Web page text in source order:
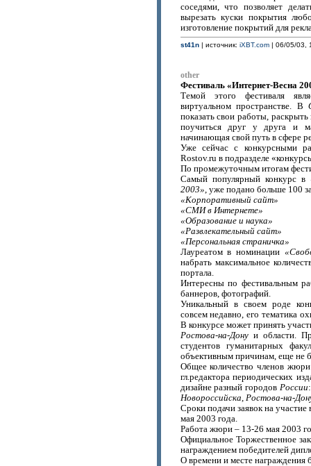
соседями, что позволяет
вырезать куски покрытия
изготовление покрытий для
st41n| источник: iXBT.com| 06/05/03,
other
Фестиваль «Интернет-Весна
Темой этого фестиваля
виртуальном пространстве. В
показать свои работы,
поучиться друг у друга и
начинающая свой путь в сфере
Уже сейчас с конкурсными
Rostov.ru в подразделе
По промежуточным итогам
Самый популярный конкурс в
2003», уже подано больше 100
«Корпоративный сайт»
«СМИ в Интернете»
«Образование и наука»
«Развлекательный сайт»
«Персональная страничка»
Лауреатом в номинации
набрать максимальное
портала.
Интересны по фестивальным
баннеров, фотографий.
Уникальный в своем роде
совсем недавно, его тематика
В конкурсе может принять
Ростова-на-Донуи области.
студентов гуманитарных
объективным причинам, еще не
Общее количество членов
гл.редактора периодических
дизайне разный городовРоссии
Новороссийска, Ростова-на-
Сроки подачи заявок на участие
мая 2003 года.
Работа жюри – 13-26 мая 2003
Официальное Торжественное
награждением победителей
О времени и месте награждения